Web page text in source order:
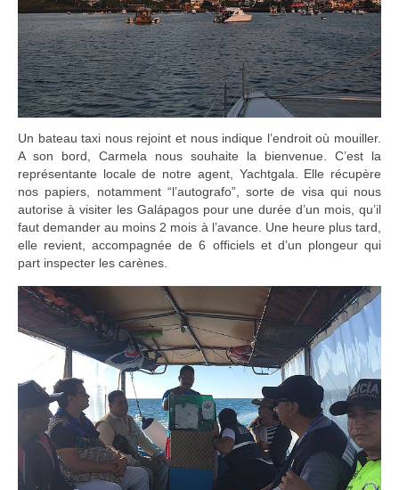
Un bateau taxi nous rejoint et nous indique l’endroit où mouiller.
A son bord, Carmela nous souhaite la bienvenue. C’est la
représentante locale de notre agent, Yachtgala. Elle récupère
nos papiers, notamment “l’autografo”, sorte de visa qui nous
autorise à visiter les Galápagos pour une durée d’un mois, qu’il
faut demander au moins 2 mois à l’avance. Une heure plus tard,
elle revient, accompagnée de 6 officiels et d’un plongeur qui
part inspecter les carènes.